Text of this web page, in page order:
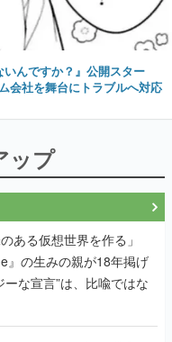
んですか？』公開スター
会社を舞台にトラブルへ対応
ップ
ある仮想世界を作る」
』の生みの親が18年掲げ
ーな宣言”は、比喩ではな